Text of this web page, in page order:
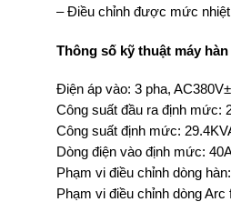
– Điều chỉnh được mức nhiệt
Thông số kỹ thuật máy
Điện áp vào: 3 pha,
Công suất đầu ra định mức:
Công suất định mức:
Dòng điện vào định mức:
Phạm vi điều chỉnh dòng
Phạm vi điều chỉnh dòng Arc